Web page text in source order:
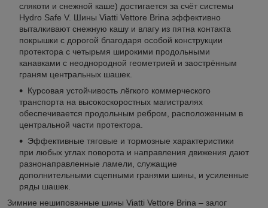
слякоти и снежной каше) достигается за счёт системы
Hydro Safe V. Шины Viatti Vettore Brina эффективно
выталкивают снежную кашу и влагу из пятна контакта
покрышки с дорогой благодаря особой конструкции
протектора с четырьмя широкими продольными
канавками с неоднородной геометрией и заострённым
граням центральных шашек.
Курсовая устойчивость лёгкого коммерческого
транспорта на высокоскоростных магистралях
обеспечивается продольным ребром, расположенным в
центральной части протектора.
Эффективные тяговые и тормозные характеристики
при любых углах поворота и направления движения дают
разнонаправленные ламели, служащие
дополнительными сцепными гранями шины, и усиленные
ряды шашек.
Зимние нешипованные шины Viatti Vettore Brina – залог